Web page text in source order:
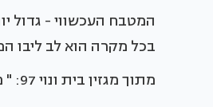
המטבח העכשווי - גדול
בכל מקרה הוא לב ליבו
מתוך מגזין בית ונוי 97: " מה מתבשל במטבח"